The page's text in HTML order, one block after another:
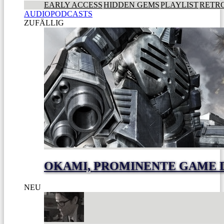
EARLY ACCESSHIDDEN GEMSPLAYLIST
AUDIOPODCASTS
ZUFÄLLIG
OKAMI, PROMINENTE GAME
NEU